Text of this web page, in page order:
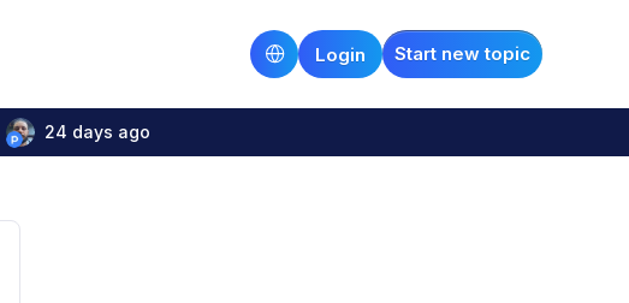
Start new topic
Login
24 days ago